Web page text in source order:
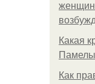
Какая
Памелы
Как